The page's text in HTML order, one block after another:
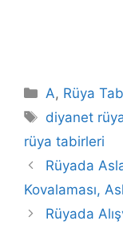
Kategoriler
A, Rüya
Etiketler
diyanet
rüya tabirleri
Rüyada
Kovalaması,
Rüyada